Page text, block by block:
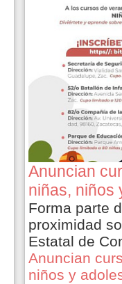
Anuncian
niñas, niños
Forma parte
proximidad
Estatal de
Anuncian
niños y